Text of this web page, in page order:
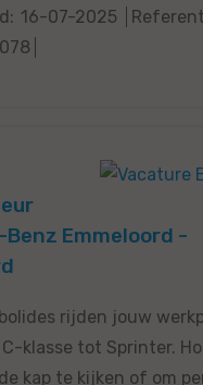
16-07-2025
Benz Emmeloord -
rijden jouw
klasse tot Sprinter.
kap te kijken of om